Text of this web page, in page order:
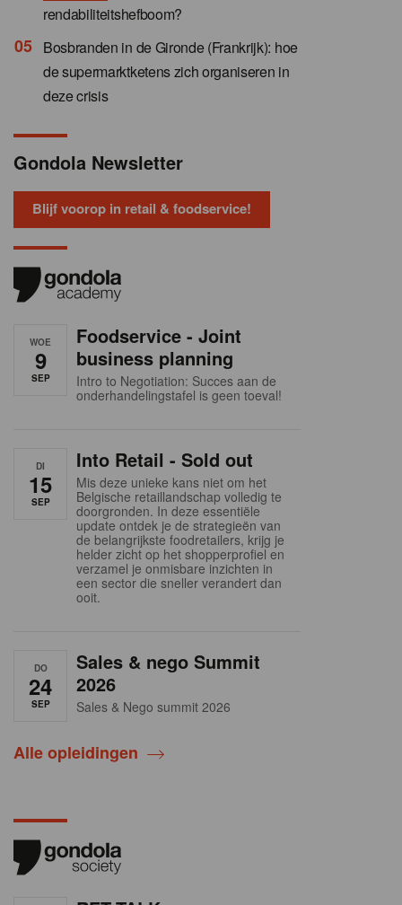
rendabiliteitshefboom?
Bosbranden in de Gironde (Frankrijk): hoe
de supermarktketens zich organiseren in
deze crisis
Gondola Newsletter
Blijf voorop in retail & foodservice!
WOE
9
SEP
Foodservice - Joint
business planning
Intro to Negotiation: Succes aan de
onderhandelingstafel is geen toeval!
DI
15
SEP
Into Retail - Sold out
Mis deze unieke kans niet om het
Belgische retaillandschap volledig te
doorgronden. In deze essentiële
update ontdek je de strategieën van
de belangrijkste foodretailers, krijg je
helder zicht op het shopperprofiel en
verzamel je onmisbare inzichten in
een sector die sneller verandert dan
ooit.
DO
24
SEP
Sales & nego Summit
2026
Sales & Nego summit 2026
Alle opleidingen